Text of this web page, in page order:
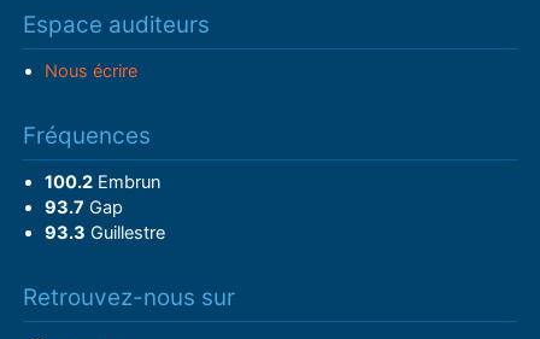
Espace auditeurs
Nous écrire
Fréquences
100.2Embrun
93.7 Gap
93.3 Guillestre
Retrouvez-nous sur